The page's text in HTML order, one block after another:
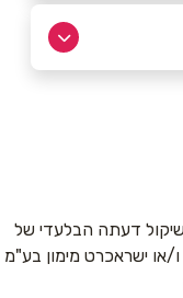
דעתה הבלעדי של
או ישראכרט מימון בע"מ